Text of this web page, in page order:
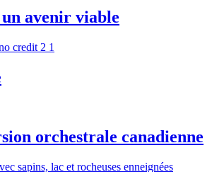
avenir viable
orchestrale canadienne